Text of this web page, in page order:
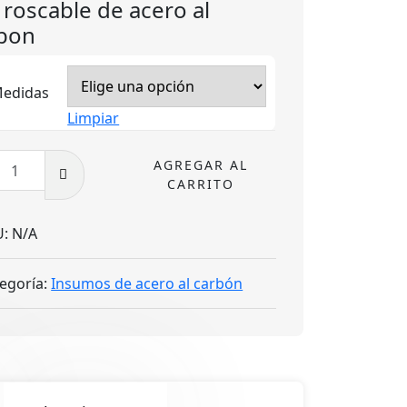
roscable de acero al
Limpiar
AGREGAR AL
CARRITO
N/A
Insumos de acero al carbón